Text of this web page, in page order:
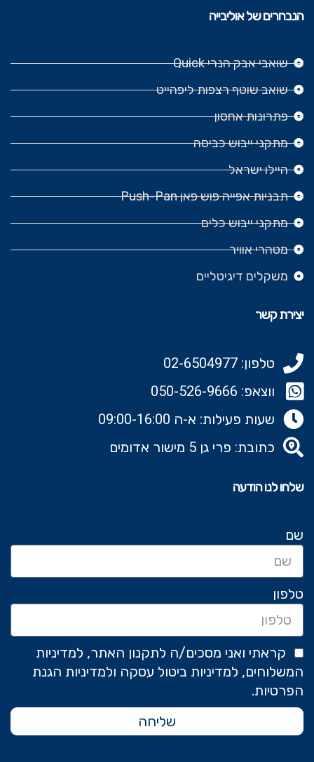
הנבחרים של אוליבייה
שואבי אבק הנרי Quick
שואב שוטף רצפות ליפהייט
פתרונות אחסון
מתקני ייבוש כביסה
היילו ישראל
תבניות אפייה פוש פאן Push-Pan
מתקני ייבוש כלים
מטהרי אוויר
משקלים דיגיטליים
יצירת קשר
טלפון: 02-6504977
ווצאפ: 050-526-9666‬
שעות פעילות: א-ה 09:00-16:00
כתובת: פרי גן 5 מישור אדומים
שלחו לנו הודעה
שם
טלפון
קראתי ואני מסכים/ה לתקנון האתר, למדיניות
המשלוחים, למדיניות ביטול עסקה ולמדיניות הגנת
הפרטיות.
שליחה